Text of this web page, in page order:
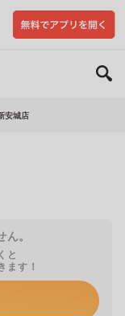
安城店
。
と
ます！